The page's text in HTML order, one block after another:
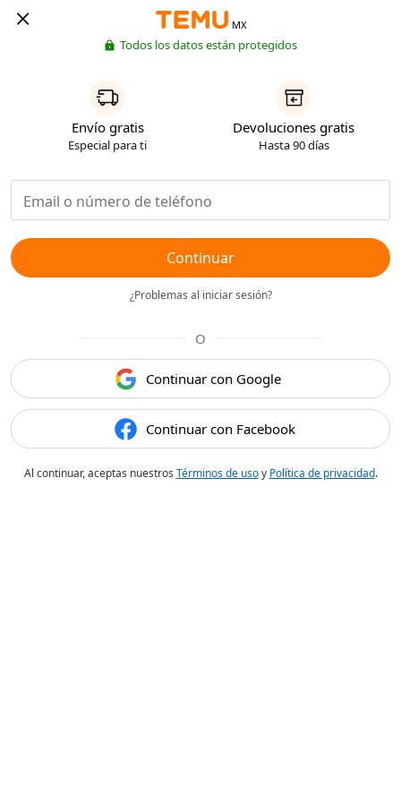
MX
Todos los datos están protegidos
Envío gratis
Especial para ti
Devoluciones gratis
Hasta 90 días
Continuar
¿Problemas al iniciar sesión?
O
Continuar con Google
Continuar con Facebook
Al continuar, aceptas nuestros Términos de usoy Política de privacidad.